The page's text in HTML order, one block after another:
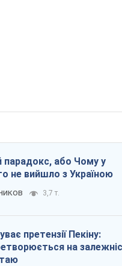
парадокс, або Чому у
не вийшло з Україною
3,7 т.
претензії Пекіну:
на